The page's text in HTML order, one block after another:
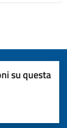
su questa